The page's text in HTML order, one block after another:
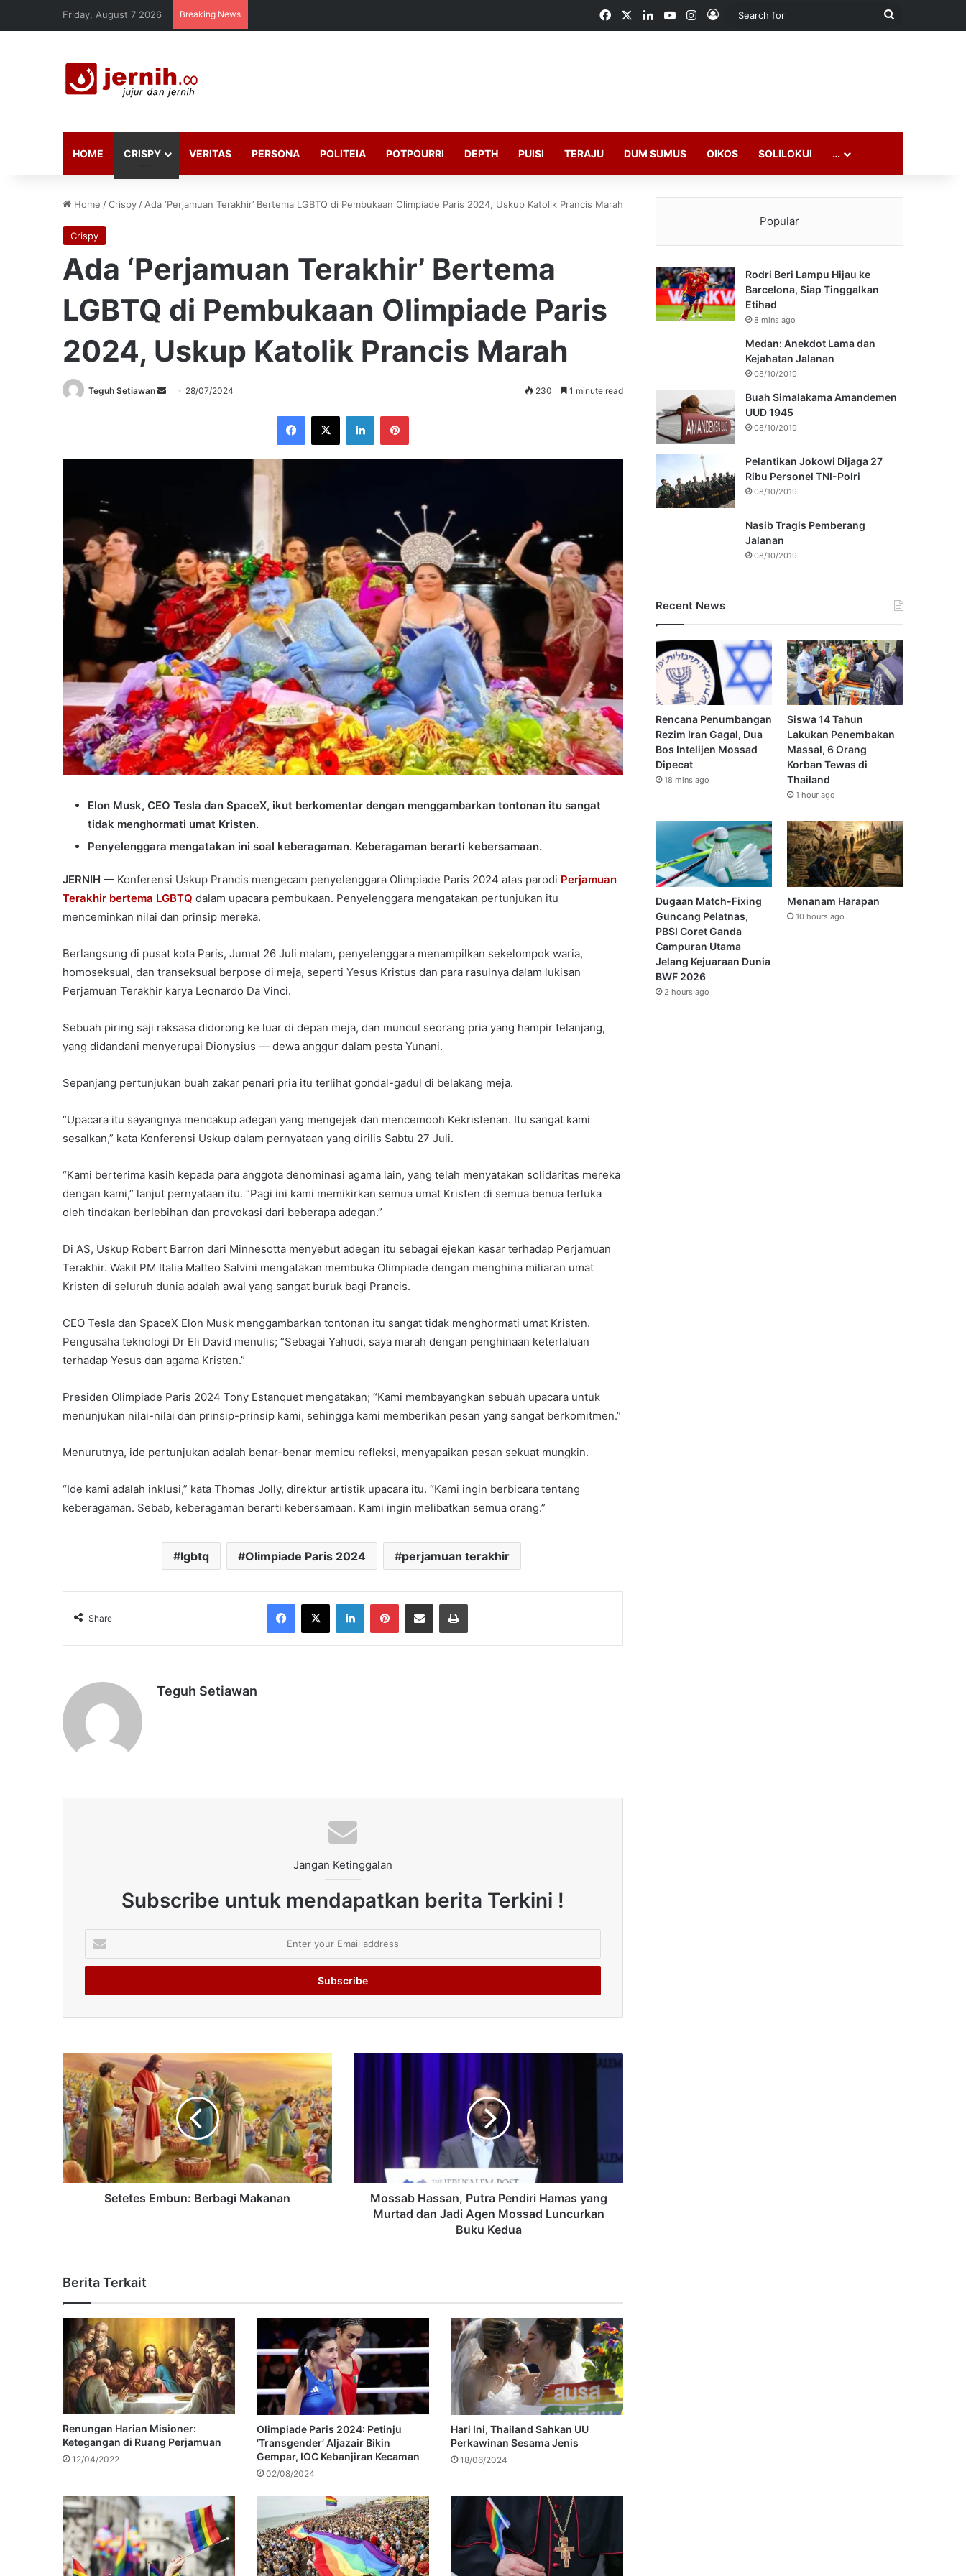
Friday, August 7 2026 Breaking News FacebookLinkedInYouTubeInstagram
Log In
Search
HOME CRISPY VERITAS PERSONA POLITEIA POTPOURRI DEPTH PUISI TERAJU DUM SUMUS OIKOS SOLILOKUI …
Home /Crispy / Ada ‘Perjamuan Terakhir’ Bertema LGBTQ di Pembukaan Olimpiade Paris 2024, Uskup Katolik Prancis Marah
Crispy
Ada ‘Perjamuan Terakhir’ Bertema
LGBTQ di Pembukaan Olimpiade Paris
2024, Uskup Katolik Prancis Marah
Teguh Setiawan
Send 28/07/2024 230 1 minute read
Facebook
X LinkedInPinterest
Elon Musk, CEO Tesla dan SpaceX, ikut berkomentar dengan menggambarkan tontonan itu sangat
tidak menghormati umat Kristen.
Penyelenggara mengatakan ini soal keberagaman. Keberagaman berarti kebersamaan.
JERNIH — Konferensi Uskup Prancis mengecam penyelenggara Olimpiade Paris 2024 atas parodi Perjamuan
Terakhir bertema LGBTQ dalam upacara pembukaan. Penyelenggara mengatakan pertunjukan itu
menceminkan nilai dan prinsip mereka.
Berlangsung di pusat kota Paris, Jumat 26 Juli malam, penyelenggara menampilkan sekelompok waria,
homoseksual, dan transeksual berpose di meja, seperti Yesus Kristus dan para rasulnya dalam lukisan
Perjamuan Terakhir karya Leonardo Da Vinci.
Sebuah piring saji raksasa didorong ke luar di depan meja, dan muncul seorang pria yang hampir telanjang,
yang didandani menyerupai Dionysius — dewa anggur dalam pesta Yunani.
Sepanjang pertunjukan buah zakar penari pria itu terlihat gondal-gadul di belakang meja.
“Upacara itu sayangnya mencakup adegan yang mengejek dan mencemooh Kekristenan. Itu sangat kami
sesalkan,” kata Konferensi Uskup dalam pernyataan yang dirilis Sabtu 27 Juli.
“Kami berterima kasih kepada para anggota denominasi agama lain, yang telah menyatakan solidaritas mereka
dengan kami,” lanjut pernyataan itu. “Pagi ini kami memikirkan semua umat Kristen di semua benua terluka
oleh tindakan berlebihan dan provokasi dari beberapa adegan.”
Di AS, Uskup Robert Barron dari Minnesotta menyebut adegan itu sebagai ejekan kasar terhadap Perjamuan
Terakhir. Wakil PM Italia Matteo Salvini mengatakan membuka Olimpiade dengan menghina miliaran umat
Kristen di seluruh dunia adalah awal yang sangat buruk bagi Prancis.
CEO Tesla dan SpaceX Elon Musk menggambarkan tontonan itu sangat tidak menghormati umat Kristen.
Pengusaha teknologi Dr Eli David menulis; “Sebagai Yahudi, saya marah dengan penghinaan keterlaluan
terhadap Yesus dan agama Kristen.”
Presiden Olimpiade Paris 2024 Tony Estanquet mengatakan; “Kami membayangkan sebuah upacara untuk
menunjukan nilai-nilai dan prinsip-prinsip kami, sehingga kami memberikan pesan yang sangat berkomitmen.”
Menurutnya, ide pertunjukan adalah benar-benar memicu refleksi, menyapaikan pesan sekuat mungkin.
“Ide kami adalah inklusi,” kata Thomas Jolly, direktur artistik upacara itu. “Kami ingin berbicara tentang
keberagaman. Sebab, keberagaman berarti kebersamaan. Kami ingin melibatkan semua orang.”
lgbtq Olimpiade Paris 2024 perjamuan terakhir
Share
Facebook
X LinkedInPinterestShare via Email Print
Teguh Setiawan
Jangan Ketinggalan
Subscribe untuk mendapatkan berita Terkini !
your
Email
Setetes Embun: Berbagi Makanan
Mossab Hassan, Putra Pendiri Hamas yang
Murtad dan Jadi Agen Mossad Luncurkan
Buku Kedua
Berita Terkait
Renungan Harian Misioner:
Ketegangan di Ruang Perjamuan
12/04/2022
Olimpiade Paris 2024: Petinju
‘Transgender’ Aljazair Bikin
Gempar, IOC Kebanjiran Kecaman
02/08/2024
Hari Ini, Thailand Sahkan UU
Perkawinan Sesama Jenis
18/06/2024
Popular
Rodri Beri Lampu Hijau ke
Barcelona, Siap Tinggalkan
Etihad
8 mins ago
Medan: Anekdot Lama dan
Kejahatan Jalanan
08/10/2019
Buah Simalakama Amandemen
UUD 1945
08/10/2019
Pelantikan Jokowi Dijaga 27
Ribu Personel TNI-Polri
08/10/2019
Nasib Tragis Pemberang
Jalanan
08/10/2019
Recent News
Rencana Penumbangan
Rezim Iran Gagal, Dua
Bos Intelijen Mossad
Dipecat
18 mins ago
Siswa 14 Tahun
Lakukan Penembakan
Massal, 6 Orang
Korban Tewas di
Thailand
1 hour ago
Dugaan Match-Fixing
Guncang Pelatnas,
PBSI Coret Ganda
Campuran Utama
Jelang Kejuaraan Dunia
BWF 2026
2 hours ago
Menanam Harapan
10 hours ago